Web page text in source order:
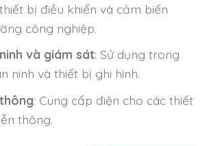
bị điều khiển và cảm biến
công nghiệp.
và giám sát: Sử dụng trong
ninh và thiết bị ghi hình.
: Cung cấp điện cho các thiết
thông.